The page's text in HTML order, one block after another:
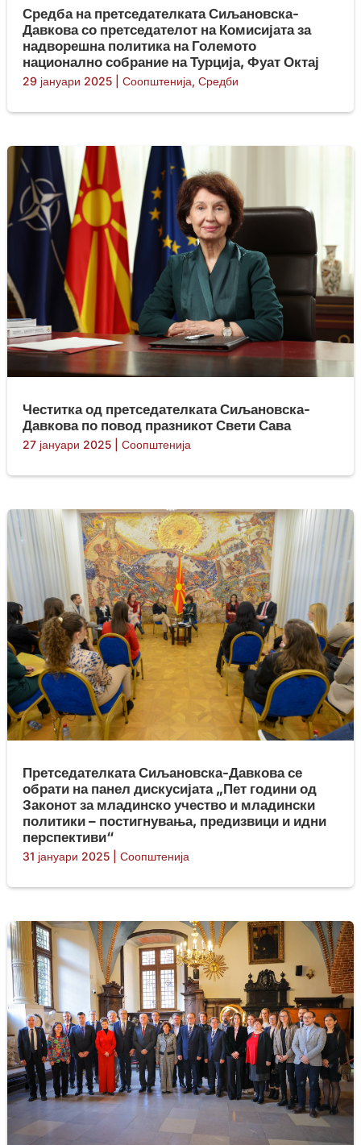
Средба на претседателката Сиљановска-
Давкова со претседателот на Комисијата за
надворешна политика на Големото
национално собрание на Турција, Фуат Октај
29 јануари 2025| Соопштенија, Средби
Честитка од претседателката Сиљановска-
Давкова по повод празникот Свети Сава
27 јануари 2025| Соопштенија
Претседателката Сиљановска-Давкова се
обрати на панел дискусијата „Пет години од
Законот за младинско учество и младински
политики – постигнувања, предизвици и идни
перспективи“
31 јануари 2025| Соопштенија